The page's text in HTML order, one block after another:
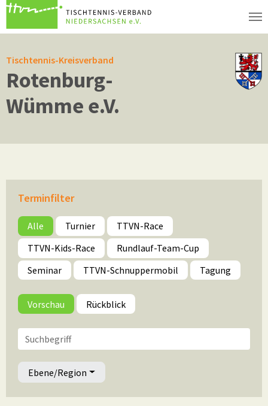
Tischtennis-Kreisverband
Rotenburg-
Wümme e.V.
Terminfilter
Alle Turnier
TTVN-Race
TTVN-Kids-Race
Rundlauf-Team-Cup
Seminar
TTVN-Schnuppermobil Tagung
Vorschau Rückblick
Ebene/Region